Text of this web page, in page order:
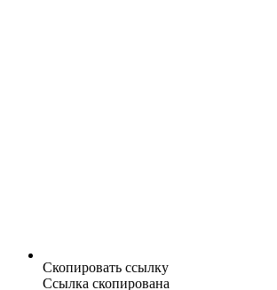
Скопировать ссылку
Ссылка скопирована